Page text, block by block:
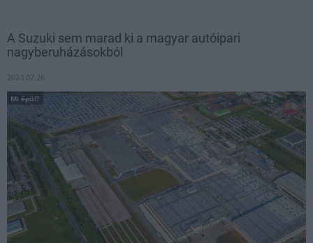
A Suzuki sem marad ki a magyar autóipari
nagyberuházásokból
2023.07.26
Mi épül?